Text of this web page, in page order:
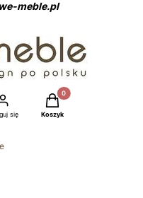
meble.pl
się
Produkty w koszyku:
Koszyk